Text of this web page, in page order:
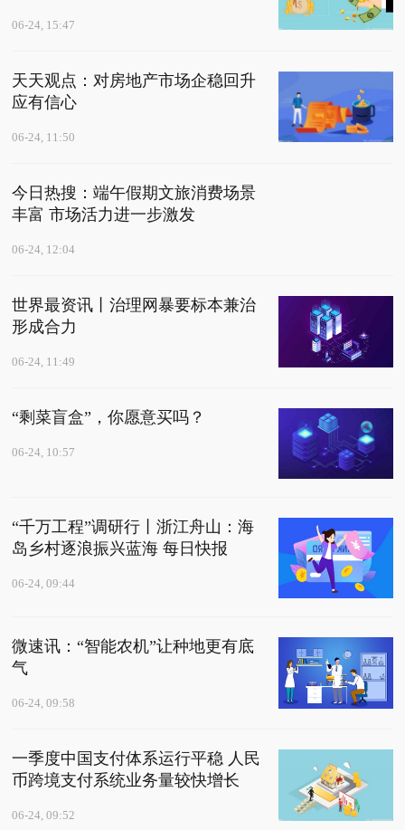
06-24, 15:47
天天观点：对房地产市场企稳回升
应有信心
06-24, 11:50
今日热搜：端午假期文旅消费场景
丰富 市场活力进一步激发
06-24, 12:04
世界最资讯丨治理网暴要标本兼治
形成合力
06-24, 11:49
“剩菜盲盒”，你愿意买吗？
06-24, 10:57
“千万工程”调研行丨浙江舟山：海
岛乡村逐浪振兴蓝海 每日快报
06-24, 09:44
微速讯：“智能农机”让种地更有底
气
06-24, 09:58
一季度中国支付体系运行平稳 人民
币跨境支付系统业务量较快增长
06-24, 09:52